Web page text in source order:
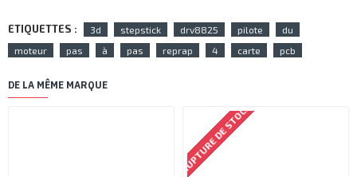
ETIQUETTES : 3d stepstick drv8825 pilote
du
moteur
pas à pas reprap 4 carte pcb
DE LA MÊME MARQUE
RUPTURE DE STOCK